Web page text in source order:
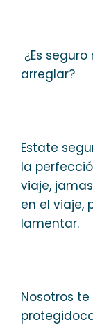
¿Es
arreglar?
Estate
la
viaje,
en el viaje,
lamentar.
Nosotros